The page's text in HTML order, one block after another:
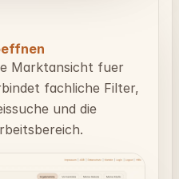
Marktansicht fuer
fachliche Filter,
und die